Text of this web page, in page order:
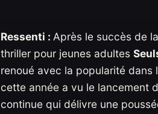
Ressenti : Après le succès de
thriller pour jeunes adultes
renoué avec la popularité dans
cette année a vu le lancement
continue qui délivre une